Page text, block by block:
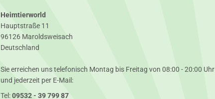
Heimtierworld
Hauptstraße 11
96126 Maroldsweisach
Deutschland
Sie erreichen uns telefonisch Montag bis Freitag von 08:00 - 20:00 Uhr
und jederzeit per E-Mail:
Tel:09532 - 39 799 87